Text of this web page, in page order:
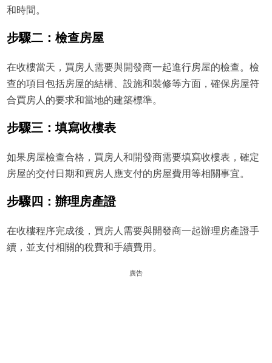
和時間。
步驟二：檢查房屋
在收樓當天，買房人需要與開發商一起進行房屋的檢查。檢
查的項目包括房屋的結構、設施和裝修等方面，確保房屋符
合買房人的要求和當地的建築標準。
步驟三：填寫收樓表
如果房屋檢查合格，買房人和開發商需要填寫收樓表，確定
房屋的交付日期和買房人應支付的房屋費用等相關事宜。
步驟四：辦理房產證
在收樓程序完成後，買房人需要與開發商一起辦理房產證手
續，並支付相關的稅費和手續費用。
廣告